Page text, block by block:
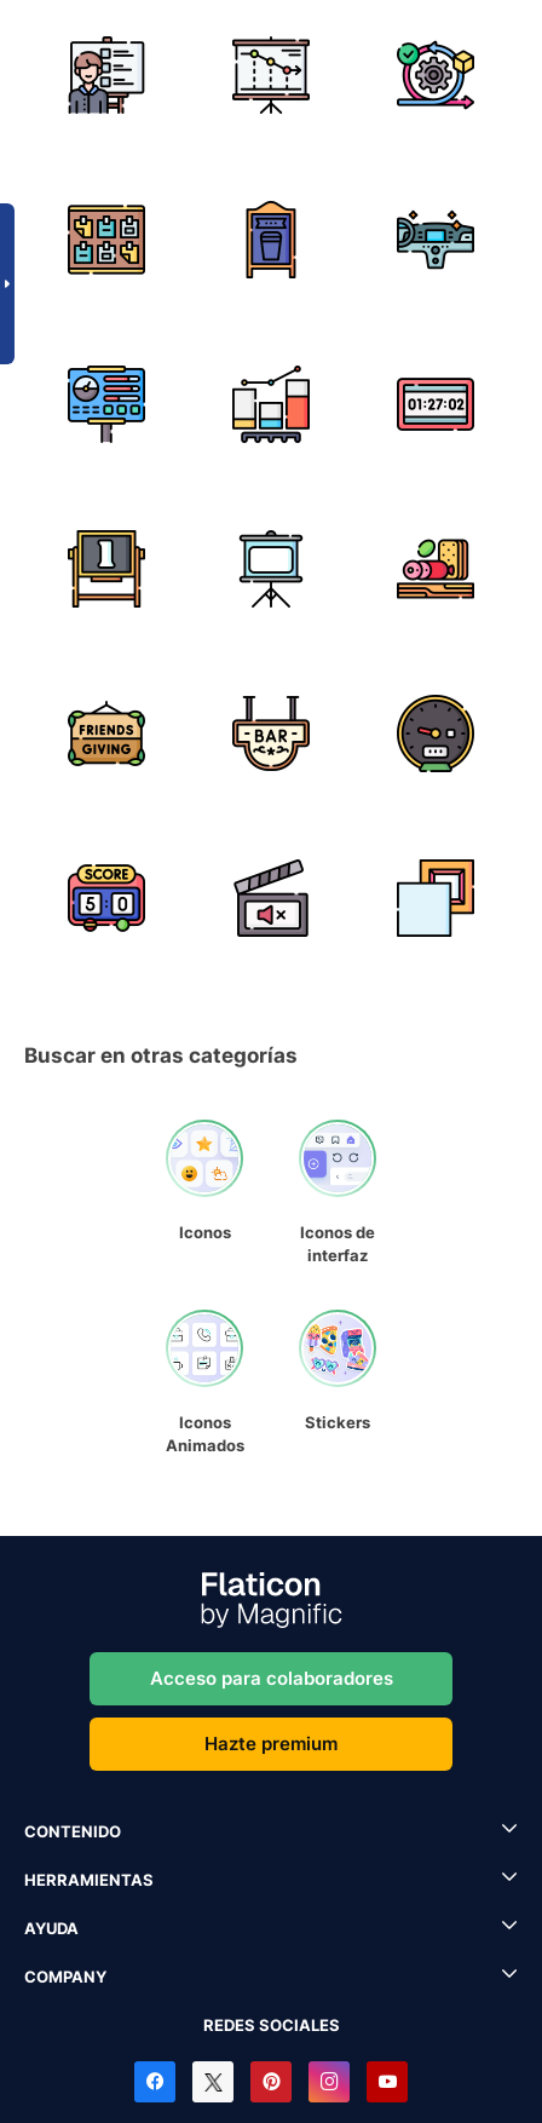
Buscar en otras categorías
Iconos
Iconos de
interfaz
Iconos
Animados
Stickers
Acceso para colaboradores
Hazte premium
CONTENIDO
HERRAMIENTAS
AYUDA
COMPANY
REDES SOCIALES